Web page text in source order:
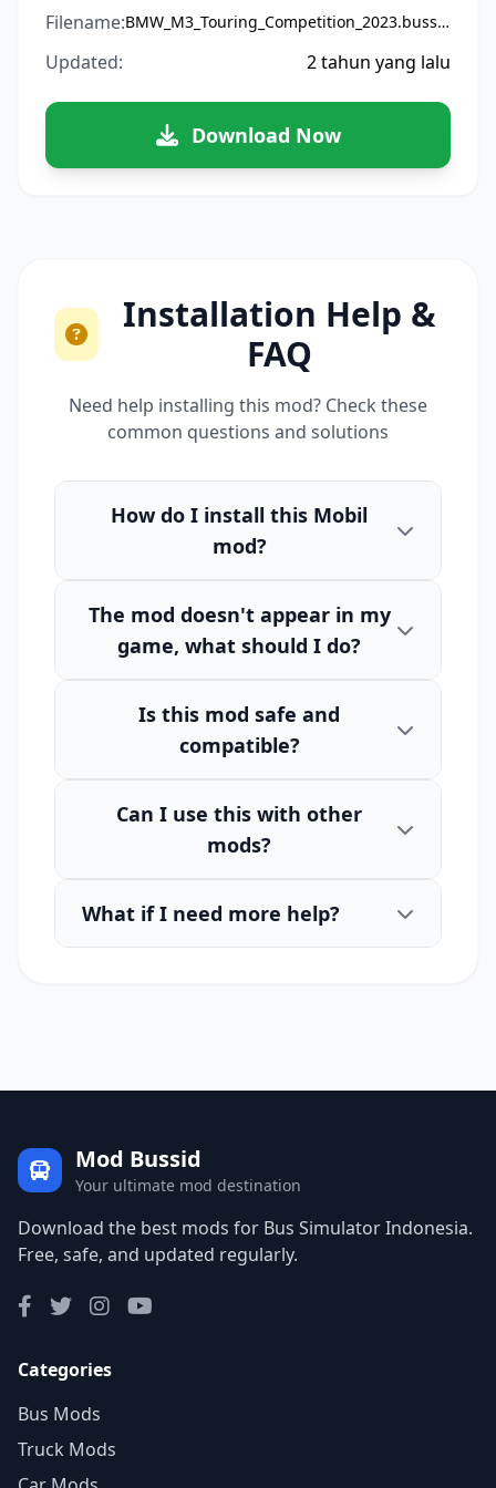
Filename: BMW_M3_Touring_Competition_2023.bussidmod
Updated: 2 tahun yang lalu
Download Now
Installation Help &
FAQ
Need help installing this mod? Check these
common questions and solutions
How do I install this Mobil
mod?
The mod doesn't appear in my
game, what should I do?
Is this mod safe and
compatible?
Can I use this with other
mods?
What if I need more help?
Mod Bussid
Your ultimate mod destination
Download the best mods for Bus Simulator Indonesia.
Free, safe, and updated regularly.
Categories
Bus Mods
Truck Mods